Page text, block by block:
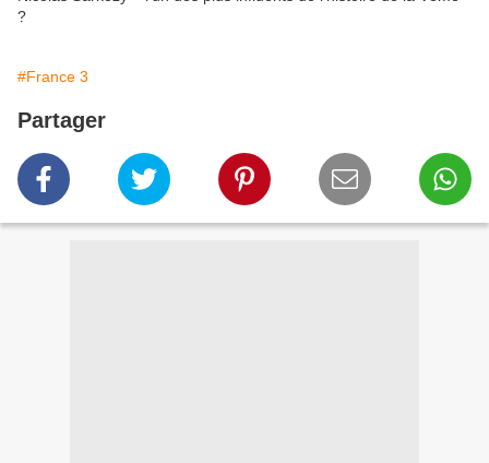
?
#France 3
Partager